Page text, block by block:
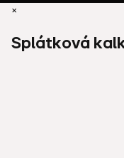
×
Splátková